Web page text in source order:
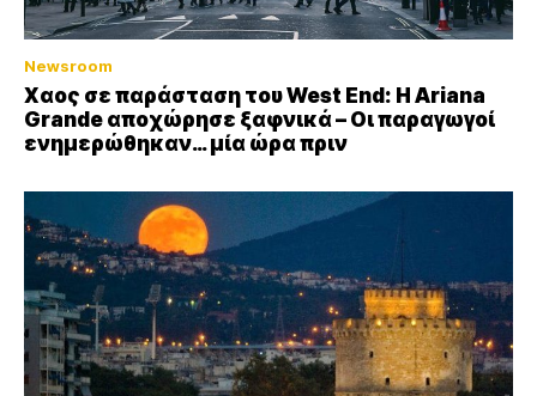
Newsroom
Xαος σε παράσταση του West End: Η Αriana
Grande αποχώρησε ξαφνικά – Οι παραγωγοί
ενημερώθηκαν… μία ώρα πριν